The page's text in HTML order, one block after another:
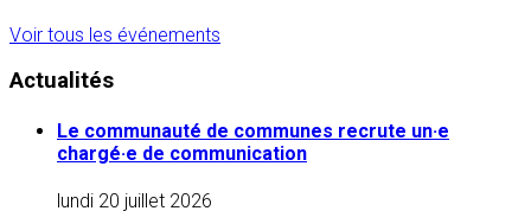
Voir tous les événements
Actualités
Le communauté de communes recrute un·e
chargé·e de communication
lundi 20 juillet 2026